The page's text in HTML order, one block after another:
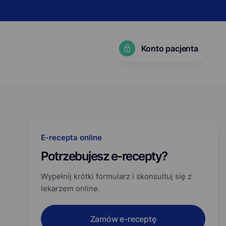
Konto pacjenta
E-recepta online
Potrzebujesz e-recepty?
Wypełnij krótki formularz i skonsultuj się z
lekarzem online.
Zamów e-receptę